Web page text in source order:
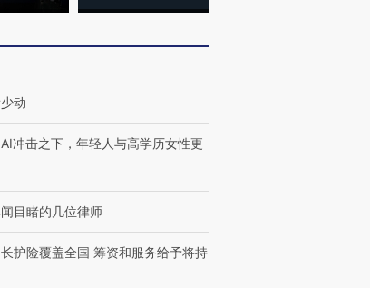
3种
度Z世代 用街头抗争将教
机”？难民潮撕裂西班牙
博
产
【特别呈现】寻找100种
CFO：不靠规模取胜，华
动
AI冲击之下，年轻人与高学历女性更
目睹的几位律师
长护险覆盖全国 筹资和服务给予将持